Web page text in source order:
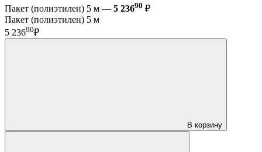
Пакет (полиэтилен) 5 м — 5 23690 ₽
Пакет (полиэтилен) 5 м
5 23690₽
В корзину